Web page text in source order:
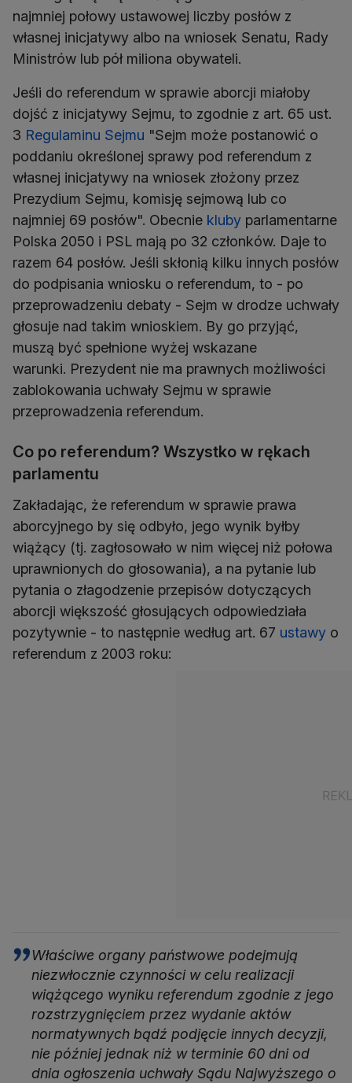
najmniej połowy ustawowej liczby posłów z
własnej inicjatywy albo na wniosek Senatu, Rady
Ministrów lub pół miliona obywateli.
Jeśli do referendum w sprawie aborcji miałoby
dojść z inicjatywy Sejmu, to zgodnie z art. 65 ust.
3 Regulaminu Sejmu "Sejm może postanowić o
poddaniu określonej sprawy pod referendum z
własnej inicjatywy na wniosek złożony przez
Prezydium Sejmu, komisję sejmową lub co
najmniej 69 posłów". Obecnie kluby parlamentarne
Polska 2050 i PSL mają po 32 członków. Daje to
razem 64 posłów. Jeśli skłonią kilku innych posłów
do podpisania wniosku o referendum, to - po
przeprowadzeniu debaty - Sejm w drodze uchwały
głosuje nad takim wnioskiem. By go przyjąć,
muszą być spełnione wyżej wskazane
warunki. Prezydent nie ma prawnych możliwości
zablokowania uchwały Sejmu w sprawie
przeprowadzenia referendum.
Co po referendum? Wszystko w rękach
parlamentu
Zakładając, że referendum w sprawie prawa
aborcyjnego by się odbyło, jego wynik byłby
wiążący (tj. zagłosowało w nim więcej niż połowa
uprawnionych do głosowania), a na pytanie lub
pytania o złagodzenie przepisów dotyczących
aborcji większość głosujących odpowiedziała
pozytywnie - to następnie według art. 67 ustawy o
referendum z 2003 roku:
Właściwe organy państwowe podejmują
niezwłocznie czynności w celu realizacji
wiążącego wyniku referendum zgodnie z jego
rozstrzygnięciem przez wydanie aktów
normatywnych bądź podjęcie innych decyzji,
nie później jednak niż w terminie 60 dni od
dnia ogłoszenia uchwały Sądu Najwyższego o